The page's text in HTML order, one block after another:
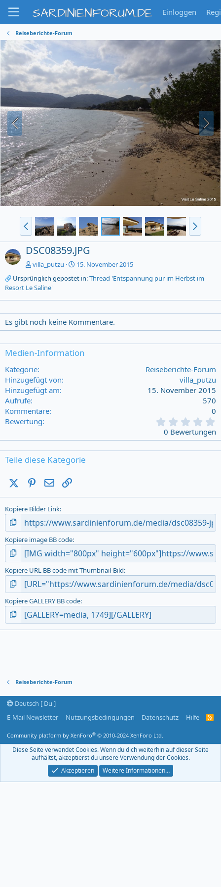
SARDINIENFORUM.DE Einloggen
Reiseberichte-Forum
DSC08359.JPG
villa_putzu
15. November 2015
Ursprünglich gepostet in:Thread 'Entspannung pur im Herbst im
Resort Le Saline'
Es gibt noch keine Kommentare.
Medien-Information
Kategorie
Reiseberichte-Forum
Hinzugefügt von
villa_putzu
Hinzugefügt am
15. November 2015
Aufrufe
570
Kommentare
0
Bewertung
0
0
s
0 Bewertungen
Teile diese Kategorie
X (Twitter)Pinterest
E-Mail
Kopiere Bilder Link
Kopiere image BB code
Kopiere URL BB code mit Thumbnail-Bild
Kopiere GALLERY BB code
Reiseberichte-Forum
Deutsch [ Du ]
E-Mail Newsletter
Nutzungsbedingungen Datenschutz Hilfe
R
F
Community platform by XenForo® © 2010-2024 XenForo Ltd.
Diese Seite verwendet Cookies. Wenn du dich weiterhin auf dieser Seite
aufhältst, akzeptierst du unsere Verwendung der Cookies.
Akzeptieren
Weitere Informationen…